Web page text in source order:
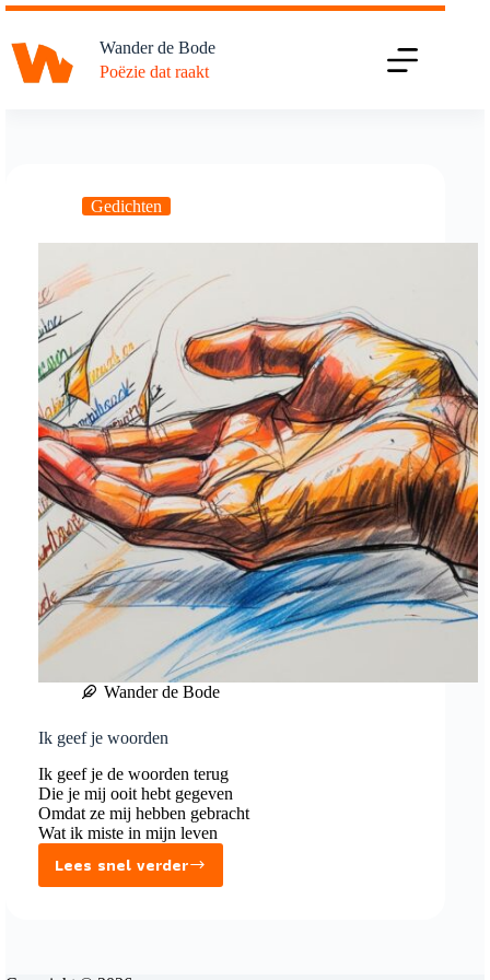
Ga
de
inhoud
Wander de Bode
Poëzie dat raakt
Gedichten
Wander de Bode
Ik geef je woorden
Ik geef je de woorden terug
Die je mij ooit hebt gegeven
Omdat ze mij hebben gebracht
Wat ik miste in mijn leven
Lees snel verder
Ik